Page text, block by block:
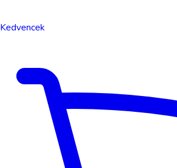
Kedvencek